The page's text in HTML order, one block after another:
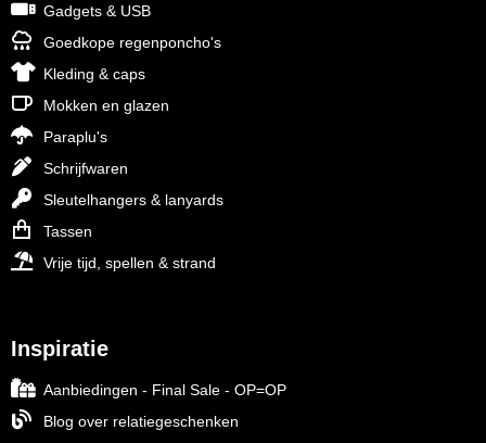
Gadgets & USB
Goedkope regenponcho's
Kleding & caps
Mokken en glazen
Paraplu's
Schrijfwaren
Sleutelhangers & lanyards
Tassen
Vrije tijd, spellen & strand
Inspiratie
Aanbiedingen - Final Sale - OP=OP
Blog over relatiegeschenken